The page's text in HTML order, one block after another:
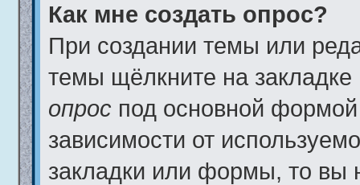
Как мне создать опрос?
При создании темы или
темы щёлкните на
опрос под основной
зависимости от
закладки или формы, то вы